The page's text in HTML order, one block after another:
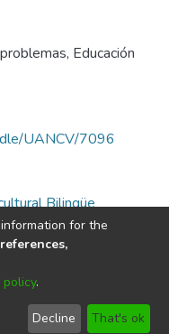
, Educación
UANCV/7096
Bilingüe
2026
User
Send
for the
policy.
Decline That's ok